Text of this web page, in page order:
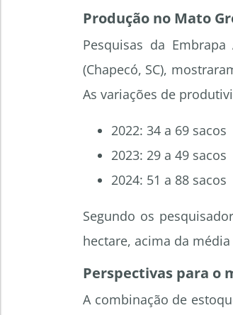
Produção no Mato
Pesquisas da
(Chapecó, SC),
As variações de
2022: 34 a 69 sacos
2023: 29 a 49 sacos
2024: 51 a 88 sacos
Segundo os
hectare, acima da
Perspectivas para o
A combinação de